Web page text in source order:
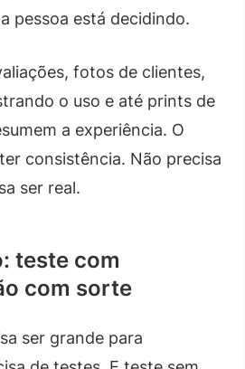
pessoa está decidindo.
fotos de clientes,
o uso e até prints de
a experiência. O
consistência. Não precisa
ser real.
teste com
com sorte
ser grande para